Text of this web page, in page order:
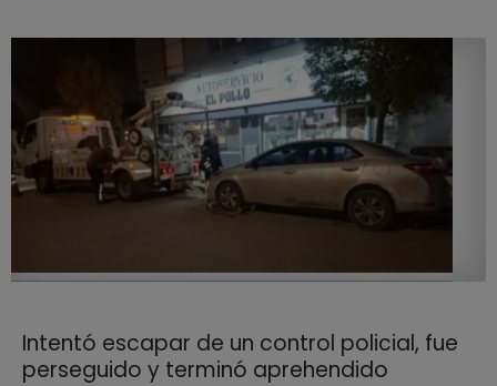
Intentó escapar de un control policial, fue
perseguido y terminó aprehendido